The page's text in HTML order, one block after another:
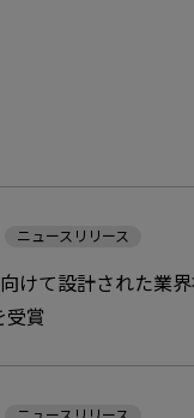
けて設計された業
受賞
ニュースリリース